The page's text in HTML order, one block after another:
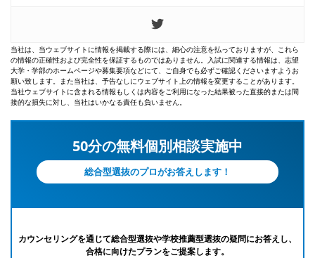
当社は、当ウェブサイトに情報を掲載する際には、細心の注意を払っておりますが、これら
の情報の正確性および完全性を保証するものではありません。入試に関連する情報は、志望
大学・学部のホームページや募集要項などにて、ご自身でも必ずご確認くださいますようお
願い致します。また当社は、予告なしにウェブサイト上の情報を変更することがあります。
当社ウェブサイトに含まれる情報もしくは内容をご利用になった結果被った直接的または間
接的な損失に対し、当社はいかなる責任も負いません。
50分の無料個別相談実施中
総合型選抜のプロがお答えします！
カウンセリングを通じて総合型選抜や学校推薦型選抜の疑問にお答えし、
合格に向けたプランをご提案します。